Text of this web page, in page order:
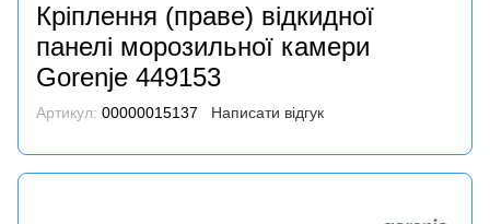
Кріплення (праве) відкидної
панелі морозильної камери
Gorenje 449153
Артикул: 00000015137 Написати відгук